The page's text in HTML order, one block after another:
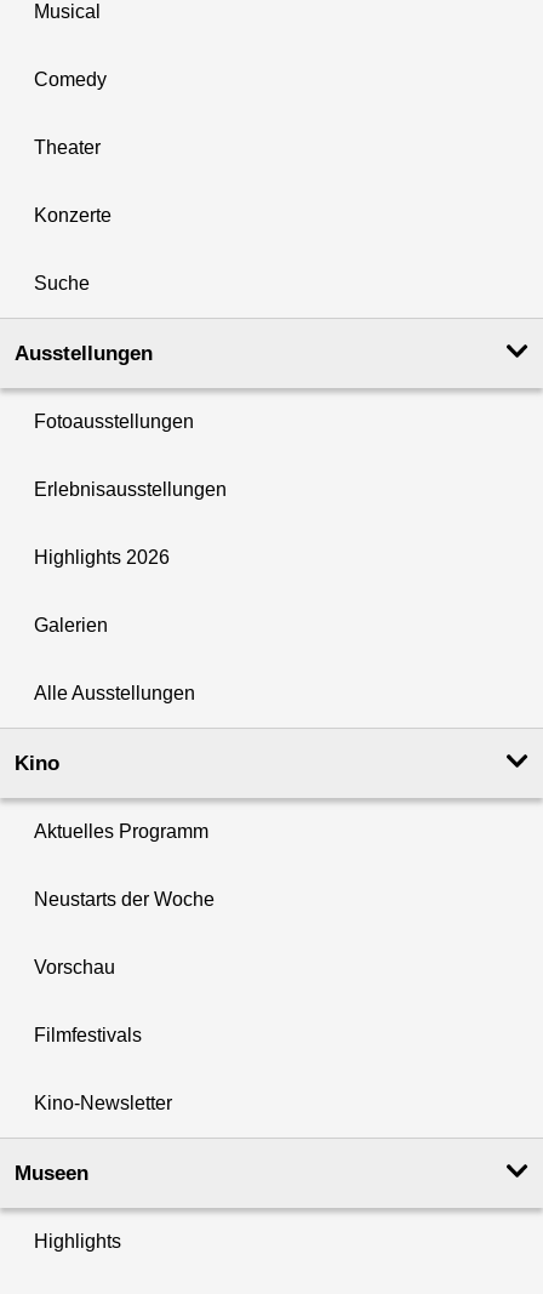
Musical
Comedy
Theater
Konzerte
Suche
Ausstellungen
Fotoausstellungen
Erlebnisausstellungen
Highlights 2026
Galerien
Alle Ausstellungen
Kino
Aktuelles Programm
Neustarts der Woche
Vorschau
Filmfestivals
Kino-Newsletter
Museen
Highlights